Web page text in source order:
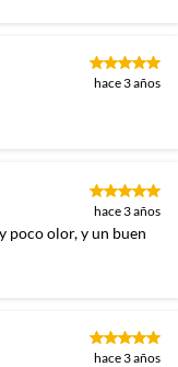
hace 3 años
hace 3 años
poco olor, y un buen
hace 3 años